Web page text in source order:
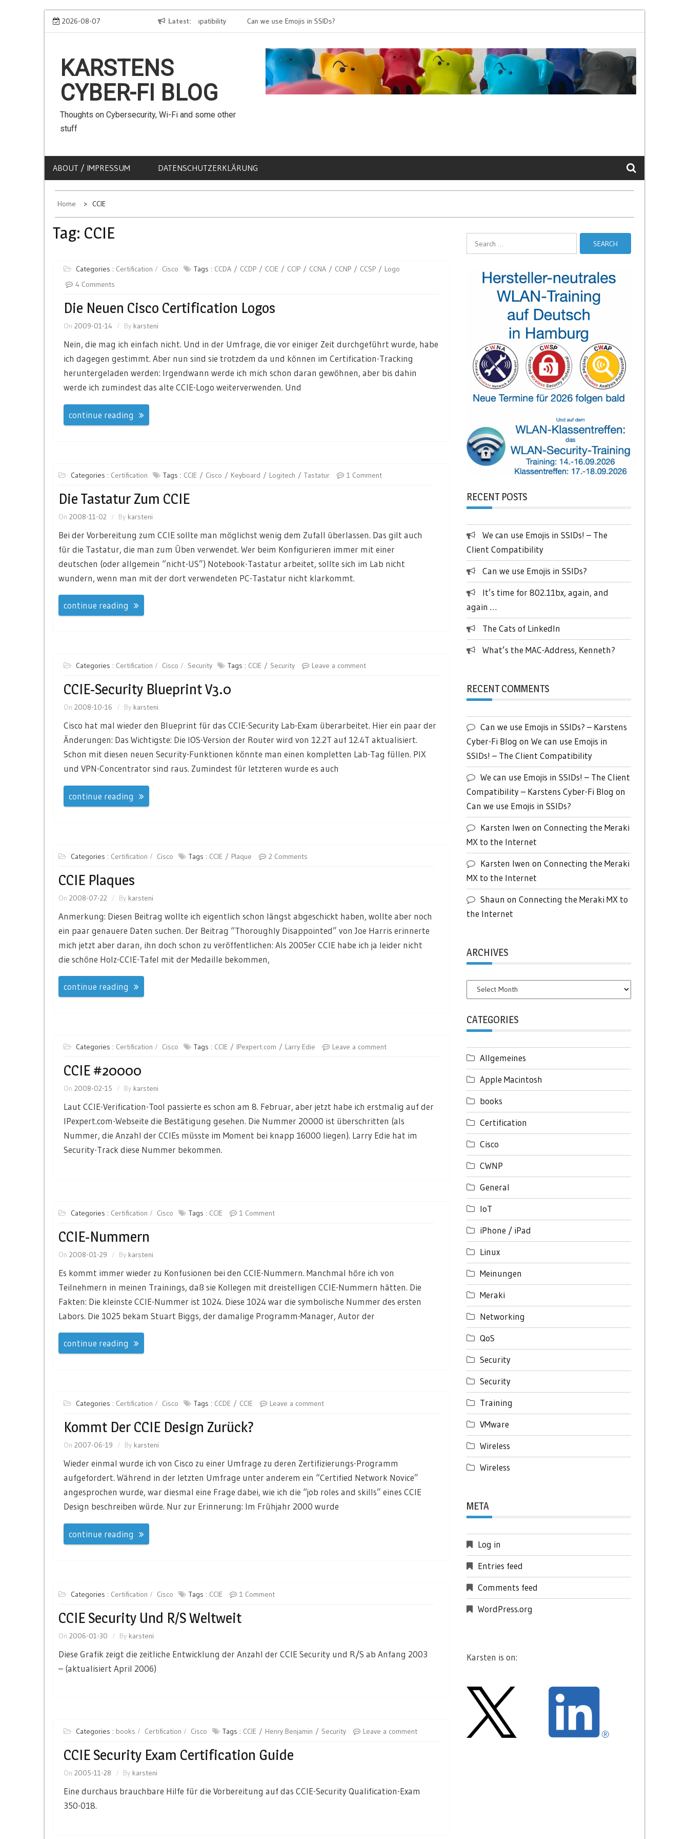
Skip
2026-08-07 Latest
We can use Emojis in SSIDs! – The Client Compatibility Can we use Emojis in SSIDs?
KARSTENS
CYBER-FI BLOG
Thoughts on Cybersecurity, Wi-Fi and some other
stuff
ABOUT / IMPRESSUM DATENSCHUTZERKLÄRUNG
Home CCIE
Tag: CCIE
Categories : Certification Cisco Tags : CCDA CCDP CCIE CCIP CCNA CCNP CCSP
Logo
4 Comments
Die Neuen Cisco Certification Logos
On 2009-01-14 By karsteni
Nein, die mag ich einfach nicht. Und in der Umfrage, die vor einiger Zeit durchgeführt wurde, habe
ich dagegen gestimmt. Aber nun sind sie trotzdem da und können im Certification-Tracking
heruntergeladen werden: Irgendwann werde ich mich schon daran gewöhnen, aber bis dahin
werde ich zumindest das alte CCIE-Logo weiterverwenden. Und
continue reading
Categories : Certification Tags : CCIE Cisco Keyboard Logitech Tastatur 1 Comment
Die Tastatur Zum CCIE
On 2008-11-02 By karsteni
Bei der Vorbereitung zum CCIE sollte man möglichst wenig dem Zufall überlassen. Das gilt auch
für die Tastatur, die man zum Üben verwendet. Wer beim Konfigurieren immer mit einer
deutschen (oder allgemein “nicht-US”) Notebook-Tastatur arbeitet, sollte sich im Lab nicht
wundern, wenn man mit der dort verwendeten PC-Tastatur nicht klarkommt.
continue reading
Categories : Certification Cisco Security Tags : CCIE Security Leave a comment
CCIE-Security Blueprint V3.0
On 2008-10-16 By karsteni
Cisco hat mal wieder den Blueprint für das CCIE-Security Lab-Exam überarbeitet. Hier ein paar der
Änderungen: Das Wichtigste: Die IOS-Version der Router wird von 12.2T auf 12.4T aktualisiert.
Schon mit diesen neuen Security-Funktionen könnte man einen kompletten Lab-Tag füllen. PIX
und VPN-Concentrator sind raus. Zumindest für letzteren wurde es auch
continue reading
Categories : Certification Cisco Tags : CCIE Plaque 2 Comments
CCIE Plaques
On 2008-07-22 By karsteni
Anmerkung: Diesen Beitrag wollte ich eigentlich schon längst abgeschickt haben, wollte aber noch
ein paar genauere Daten suchen. Der Beitrag “Thoroughly Disappointed” von Joe Harris erinnerte
mich jetzt aber daran, ihn doch schon zu veröffentlichen: Als 2005er CCIE habe ich ja leider nicht
die schöne Holz-CCIE-Tafel mit der Medaille bekommen,
continue reading
Categories : Certification Cisco Tags : CCIE IPexpert.com Larry Edie Leave a comment
CCIE #20000
On 2008-02-15 By karsteni
Laut CCIE-Verification-Tool passierte es schon am 8. Februar, aber jetzt habe ich erstmalig auf der
IPexpert.com-Webseite die Bestätigung gesehen. Die Nummer 20000 ist überschritten (als
Nummer, die Anzahl der CCIEs müsste im Moment bei knapp 16000 liegen). Larry Edie hat im
Security-Track diese Nummer bekommen.
Categories : Certification Cisco Tags : CCIE 1 Comment
CCIE-Nummern
On 2008-01-29 By karsteni
Es kommt immer wieder zu Konfusionen bei den CCIE-Nummern. Manchmal höre ich von
Teilnehmern in meinen Trainings, daß sie Kollegen mit dreistelligen CCIE-Nummern hätten. Die
Fakten: Die kleinste CCIE-Nummer ist 1024. Diese 1024 war die symbolische Nummer des ersten
Labors. Die 1025 bekam Stuart Biggs, der damalige Programm-Manager, Autor der
continue reading
Categories : Certification Cisco Tags : CCDE CCIE Leave a comment
Kommt Der CCIE Design Zurück?
On 2007-06-19 By karsteni
Wieder einmal wurde ich von Cisco zu einer Umfrage zu deren Zertifizierungs-Programm
aufgefordert. Während in der letzten Umfrage unter anderem ein “Certified Network Novice”
angesprochen wurde, war diesmal eine Frage dabei, wie ich die “job roles and skills” eines CCIE
Design beschreiben würde. Nur zur Erinnerung: Im Frühjahr 2000 wurde
continue reading
Categories : Certification Cisco Tags : CCIE 1 Comment
CCIE Security Und R/S Weltweit
On 2006-01-30 By karsteni
Diese Grafik zeigt die zeitliche Entwicklung der Anzahl der CCIE Security und R/S ab Anfang 2003
– (aktualisiert April 2006)
Categories : books Certification Cisco Tags : CCIE Henry Benjamin Security Leave a comment
CCIE Security Exam Certification Guide
On 2005-11-28 By karsteni
Eine durchaus brauchbare Hilfe für die Vorbereitung auf das CCIE-Security Qualification-Exam
350-018.
RECENT POSTS
We can use Emojis in SSIDs! – The
Client Compatibility
Can we use Emojis in SSIDs?
It’s time for 802.11bx, again, and
again …
The Cats of LinkedIn
What’s the MAC-Address, Kenneth?
RECENT COMMENTS
Can we use Emojis in SSIDs? – Karstens
Cyber-Fi Blog on We can use Emojis in
SSIDs! – The Client Compatibility
We can use Emojis in SSIDs! – The Client
Compatibility – Karstens Cyber-Fi Blog on
Can we use Emojis in SSIDs?
Karsten Iwen on Connecting the Meraki
MX to the Internet
Karsten Iwen on Connecting the Meraki
MX to the Internet
Shaun on Connecting the Meraki MX to
the Internet
ARCHIVES
Archives
CATEGORIES
Allgemeines
Apple Macintosh
books
Certification
Cisco
CWNP
General
IoT
iPhone / iPad
Linux
Meinungen
Meraki
Networking
QoS
Security
Security
Training
VMware
Wireless
Wireless
META
Log in
Entries feed
Comments feed
WordPress.org
Karsten is on: